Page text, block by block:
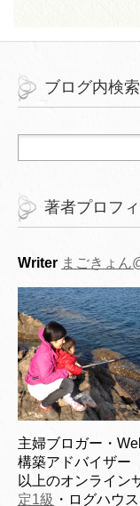
ブログ内検索
著者プロフ
Writer まごきょん
主婦ブロガー・
構築アドバイザー
以上のオンライン
定1級 ・ログハウ